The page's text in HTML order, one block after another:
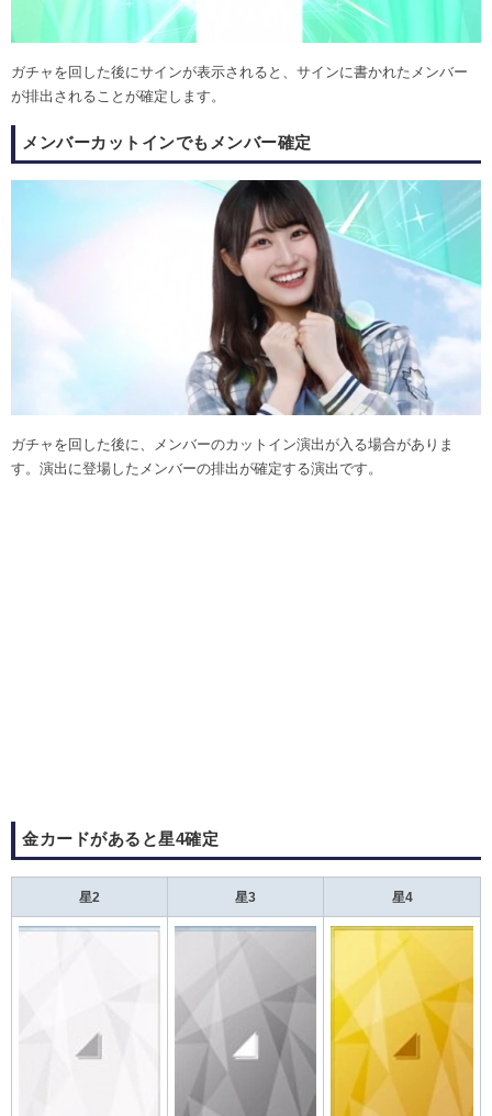
ガチャを回した後にサインが表示されると、サインに書かれたメンバー
が排出されることが確定します。
メンバーカットインでもメンバー確定
ガチャを回した後に、メンバーのカットイン演出が入る場合がありま
す。演出に登場したメンバーの排出が確定する演出です。
金カードがあると星4確定
星2 星3 星4